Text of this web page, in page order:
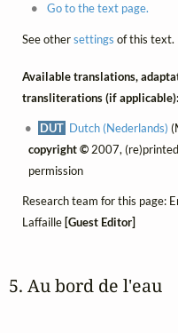
Go to the text page.
See othersettings of this text.
Available translations,
transliterations (if applicable):
DUT Dutch (Nederlands)
copyright ©2007,
permission
Research team for this page:
Laffaille [Guest Editor]
5. Au bord de l'eau